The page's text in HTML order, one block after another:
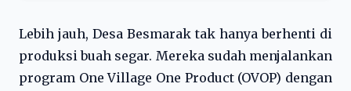
Lebih jauh, Desa Besmarak tak hanya berhenti di
produksi buah segar. Mereka sudah menjalankan
program One Village One Product (OVOP) dengan